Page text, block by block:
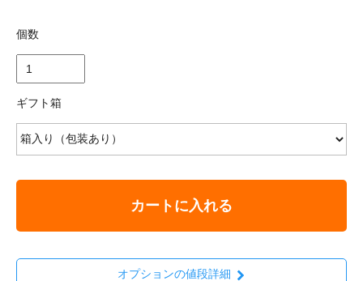
個数
ギフト箱
カートに入れる
オプションの値段詳細